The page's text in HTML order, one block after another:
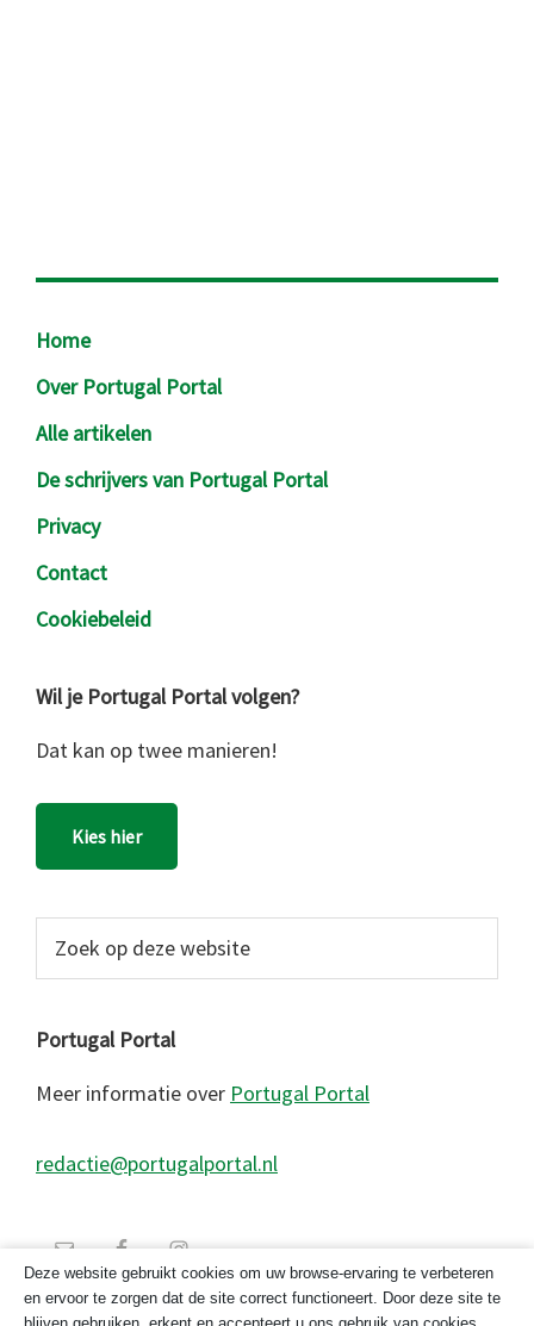
Footer
Home
Over Portugal Portal
Alle artikelen
De schrijvers van Portugal Portal
Privacy
Contact
Cookiebeleid
Wil je Portugal Portal volgen?
Dat kan op twee manieren!
Kies hier
website
Portugal Portal
Meer informatie over Portugal Portal
redactie@portugalportal.nl
Deze website gebruikt cookies om uw browse-ervaring te verbeteren
en ervoor te zorgen dat de site correct functioneert. Door deze site te